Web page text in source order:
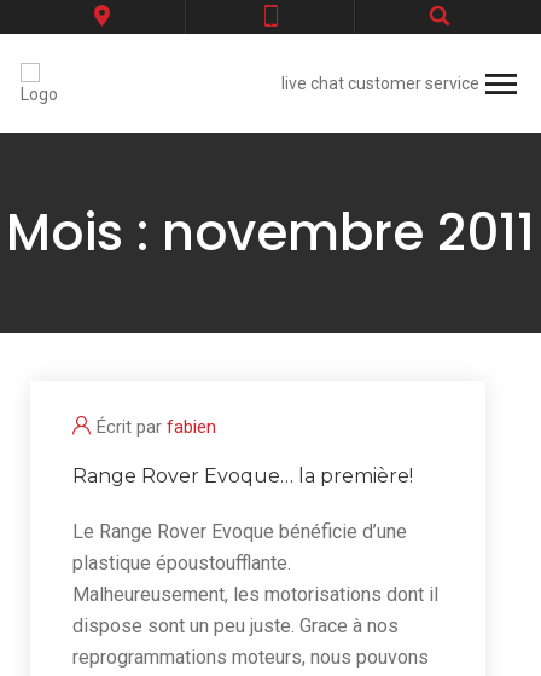
live chat customer service
Mois : novembre 2011
Écrit par fabien
Range Rover Evoque… la première!
Le Range Rover Evoque bénéficie d’une
plastique époustoufflante.
Malheureusement, les motorisations dont il
dispose sont un peu juste. Grace à nos
reprogrammations moteurs, nous pouvons